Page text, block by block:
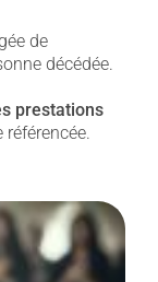
de
décédée.
prestations